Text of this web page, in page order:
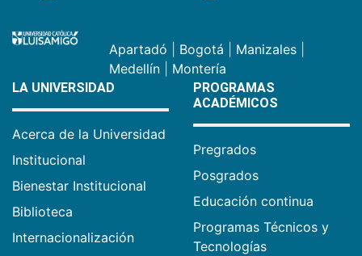
Apartadó Bogotá Manizales
Medellín
Montería
LA UNIVERSIDAD
Acerca de la Universidad
Institucional
Bienestar Institucional
Biblioteca
Internacionalización
PROGRAMAS
ACADÉMICOS
Pregrados
Posgrados
Educación continua
Programas Técnicos y
Tecnologías